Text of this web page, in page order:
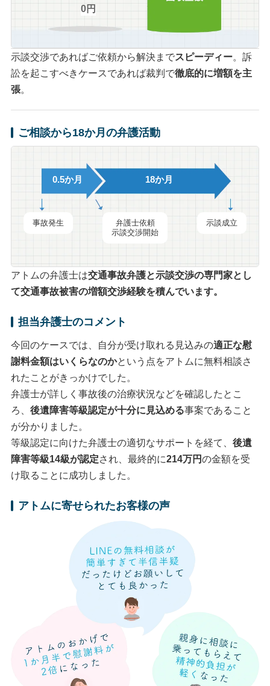
0円
示談交渉であればご依頼から解決までスピーディー。訴
訟を起こすべきケースであれば裁判で徹底的に増額を主
張。
ご相談から18か月の弁護活動
0.5か月 18か月
事故発生
弁護士依頼
示談交渉開始
示談成立
アトムの弁護士は交通事故弁護と示談交渉の専門家とし
て交通事故被害の増額交渉経験を積んでいます。
担当弁護士のコメント
今回のケースでは、自分が受け取れる見込みの適正な慰
謝料金額はいくらなのかという点をアトムに無料相談さ
れたことがきっかけでした。
弁護士が詳しく事故後の治療状況などを確認したとこ
ろ、 後遺障害等級認定が十分に見込める事案であること
が分かりました。
等級認定に向けた弁護士の適切なサポートを経て、 後遺
障害等級14級が認定され、最終的に214万円の金額を受
け取ることに成功しました。
アトムに寄せられたお客様の声